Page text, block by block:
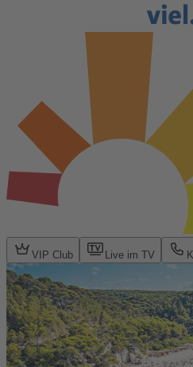
VIP Club Live im TV